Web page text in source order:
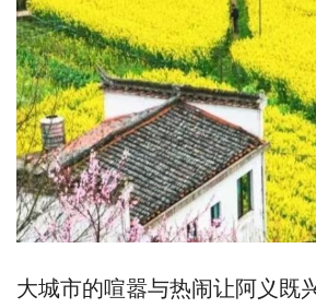
大城市的喧嚣与热闹让阿义既